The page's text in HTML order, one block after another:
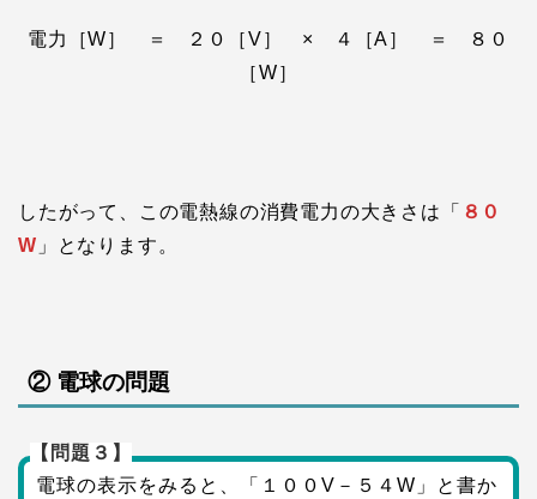
電力［W］ ＝ ２０［V］ × ４［A］ ＝ ８０
［W］
したがって、この電熱線の消費電力の大きさは「 ８０
W 」となります。
② 電球の問題
【問題３】
電球の表示をみると、「１００V－５４W」と書か